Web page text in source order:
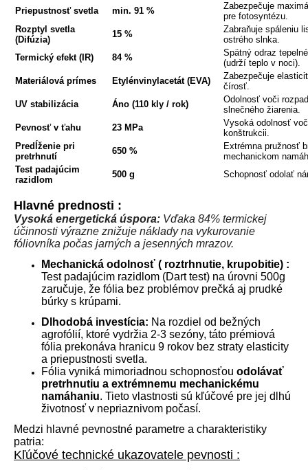
Priepustnosť svetla
min. 91 %
Zabezpečuje
pre fotosyntézu.
Rozptyl svetla
(Difúzia)
15 %
Zabraňuje spáleniu
ostrého slnka.
Termický efekt (IR)
84 %
Spätný odraz
(udrží teplo v noci).
Materiálová prímes
Etylénvinylacetát (EVA)
Zabezpečuje
čírosť.
UV stabilizácia
Áno (110 kly / rok)
Odolnosť voči
slnečného žiarenia.
Pevnosť v ťahu
23 MPa
Vysoká odolnosť
konštrukcii.
Predĺženie pri
pretrhnutí
650 %
Extrémna pružnosť
mechanickom
Test padajúcim
razidlom
500 g Schopnosť odolať
Hlavné prednosti :
Vysoká energetická úspora: Vďaka 84% termickej
účinnosti výrazne znižuje náklady na vykurovanie
fóliovníka počas jarných a jesenných mrazov.
Mechanická odolnosť ( roztrhnutie, krupobitie) :
Test padajúcim razidlom (Dart test) na úrovni 500g
zaručuje, že fólia bez problémov prečká aj prudké
búrky s krúpami.
Dlhodobá investícia: Na rozdiel od bežných
agrofólií, ktoré vydržia 2-3 sezóny, táto prémiová
fólia prekonáva hranicu 9 rokov bez straty elasticity
a priepustnosti svetla.
Fólia vyniká mimoriadnou schopnosťou odolávať
pretrhnutiu a extrémnemu mechanickému
namáhaniu. Tieto vlastnosti sú kľúčové pre jej dlhú
životnosť v nepriaznivom počasí.
Medzi hlavné pevnostné parametre a charakteristiky
patria:
Kľúčové technické ukazovatele pevnosti :